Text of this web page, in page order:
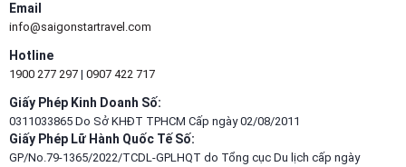
Email
info@saigonstartravel.com
Hotline
1900 277 297 | 0907 422 717
Giấy Phép Kinh Doanh Số:
0311033865 Do Sở KHĐT TPHCM Cấp ngày 02/08/2011
Giấy Phép Lữ Hành Quốc Tế Số:
GP/No.79-1365/2022/TCDL-GPLHQT do Tổng cục Du lịch cấp ngày